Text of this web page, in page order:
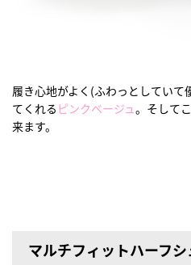
履き心地がよく(ふわっとしてい
てくれる ピンクベージュ。そして
来ます。
マルチフィットハーフ